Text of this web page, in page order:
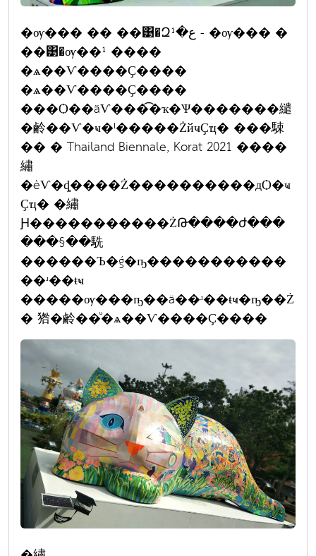
�ѹ��� �� ��͹�Զع�¹ - �ѹ��� �
��͹�ѹ��¹ ����
�ѧ��Ѵ����Ҫ����
�ѧ��Ѵ����Ҫ����
���Ѻ��äѴ���͡�ҡ�Ѱ�������繾
�鹷��Ѵ�ҹ�ˡ�����ŻйҹҪҵ� ���駷
�� � Thailand Biennale, Korat 2021 ����
繡
�èѴ�ȡ����Ż����������дѺ�ҹ
Ҫҵ� �繡
Ԩ�����������ŻԹ����ժ���
���§��駪
������Ъ�ǵ�ҧ�����������
��ʴ��ŧҹ
�����ѹ���ҧ��ä��ʴ��ŧҹ�ҧ��Ż
� 㹾�鹷��ͧ�ѧ��Ѵ����Ҫ����